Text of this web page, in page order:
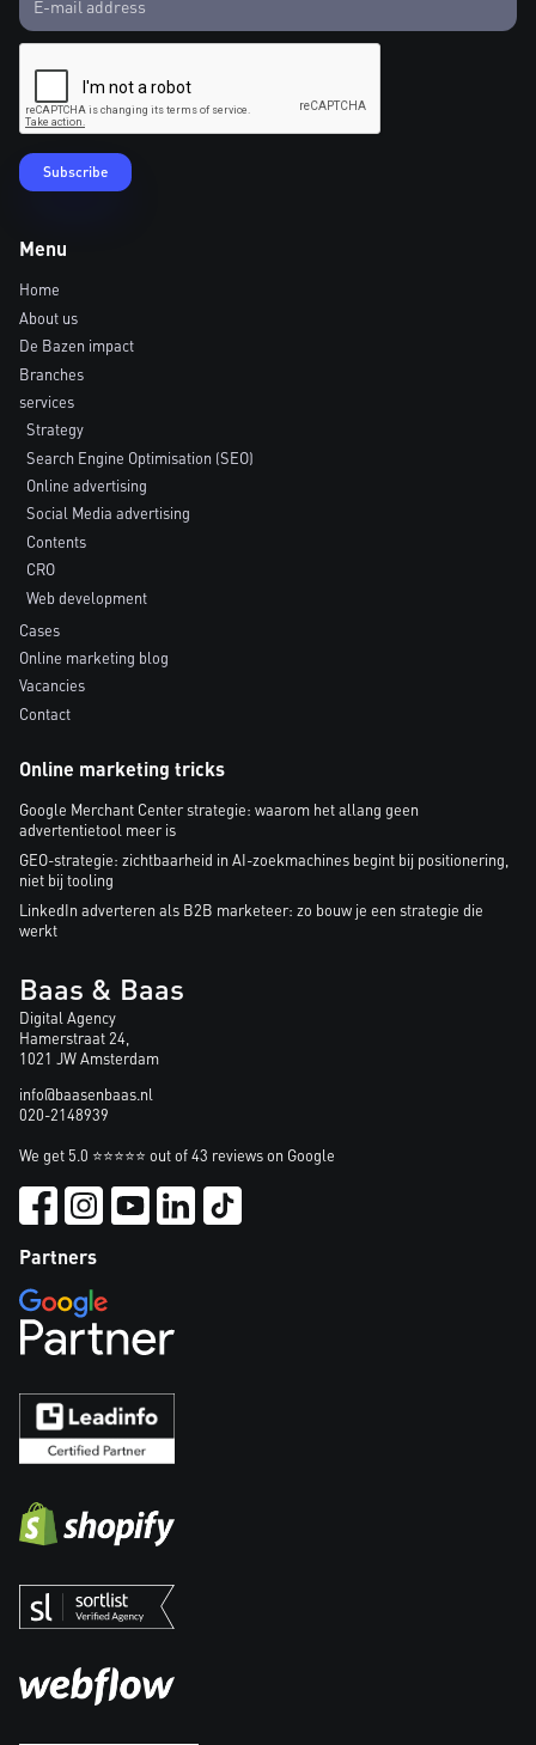
Menu
Home
About us
De Bazen impact
Branches
services
Strategy
Search Engine Optimisation (SEO)
Online advertising
Social Media advertising
Contents
CRO
Web development
Cases
Online marketing blog
Vacancies
Contact
Online marketing tricks
Google Merchant Center strategie: waarom het allang geen
advertentietool meer is
GEO-strategie: zichtbaarheid in AI-zoekmachines begint bij positionering,
niet bij tooling
LinkedIn adverteren als B2B marketeer: zo bouw je een strategie die
werkt
Baas & Baas
Digital Agency
Hamerstraat 24,
1021 JW Amsterdam
info@baasenbaas.nl
020-2148939
We get 5.0 ⭐⭐⭐⭐⭐ out of 43 reviews on Google
Partners